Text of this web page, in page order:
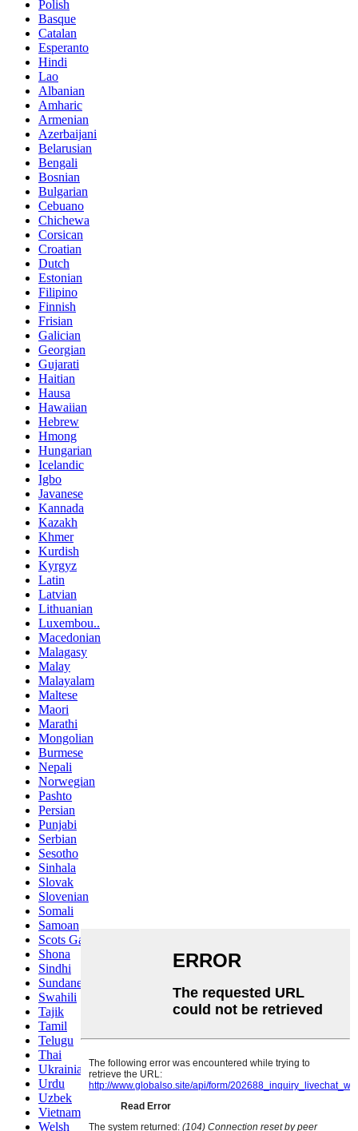
Polish
Basque
Catalan
Esperanto
Hindi
Lao
Albanian
Amharic
Armenian
Azerbaijani
Belarusian
Bengali
Bosnian
Bulgarian
Cebuano
Chichewa
Corsican
Croatian
Dutch
Estonian
Filipino
Finnish
Frisian
Galician
Georgian
Gujarati
Haitian
Hausa
Hawaiian
Hebrew
Hmong
Hungarian
Icelandic
Igbo
Javanese
Kannada
Kazakh
Khmer
Kurdish
Kyrgyz
Latin
Latvian
Lithuanian
Luxembou..
Macedonian
Malagasy
Malay
Malayalam
Maltese
Maori
Marathi
Mongolian
Burmese
Nepali
Norwegian
Pashto
Persian
Punjabi
Serbian
Sesotho
Sinhala
Slovak
Slovenian
Somali
Samoan
Scots Gaelic
Shona
Sindhi
Sundanese
Swahili
Tajik
Tamil
Telugu
Thai
Ukrainian
Urdu
Uzbek
Vietnamese
Welsh